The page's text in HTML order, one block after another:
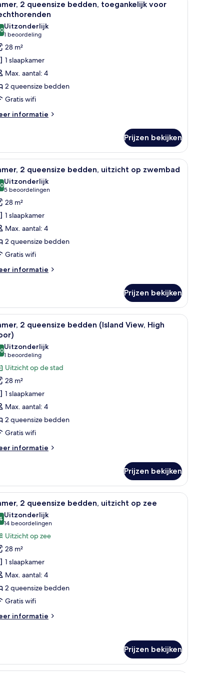
5
2 queensize bedden, toegankelijk voor
van 10
Uitzonderlijk
1 beoordeling
(1
beoordeling)
28 m²
1 slaapkamer
Max. aantal: 4
2 queensize bedden
Gratis wifi
informatie
Prijzen bekijken
en een balkon met een zwembad.
een bank, een bijzettafeltje, een televisie en een kledingkast.
Een slaapkamer met een bed, twee
7 2 queensize bedden, uitzicht op zwembad
van 10
Uitzonderlijk
5 beoordelingen
(5
beoordelingen)
28 m²
1 slaapkamer
Max. aantal: 4
2 queensize bedden
Gratis wifi
informatie
Prijzen bekijken
een sofa, een televisie, een bureau en een badkamer door een geopende
Een moderne hotelkamer met een groot
9
2 queensize bedden (Island View, High
van 10
Uitzonderlijk
1 beoordeling
(1
beoordeling)
Uitzicht op de stad
28 m²
1 slaapkamer
Max. aantal: 4
2 queensize bedden
Gratis wifi
informatie
Prijzen bekijken
bed, een televisie, een bureau en uitzicht op het landschap.
Een slaapkamer met een bed, twee
10 2 queensize bedden, uitzicht op zee
van 10
Uitzonderlijk
14 beoordelingen
(14
beoordelingen)
Uitzicht op zee
28 m²
1 slaapkamer
Max. aantal: 4
2 queensize bedden
Gratis wifi
informatie
Prijzen bekijken